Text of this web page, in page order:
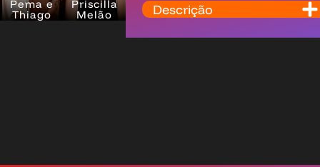
Pema e
Thiago
Priscilla
Melão Descrição